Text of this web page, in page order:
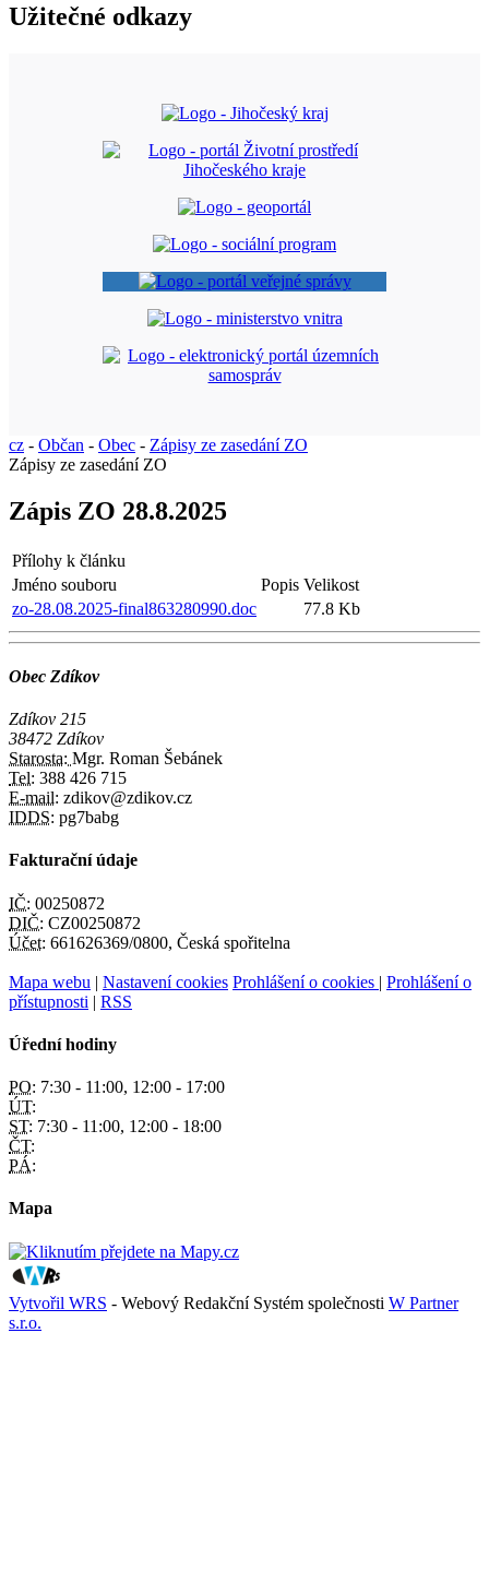
Užitečné odkazy
cz - Občan - Obec - Zápisy ze zasedání ZO
Zápisy ze zasedání ZO
Zápis ZO 28.8.2025
Přílohy k článku
Jméno souboru
Popis Velikost
zo-28.08.2025-final863280990.doc
77.8 Kb
Obec Zdíkov
Zdíkov 215
38472 Zdíkov
Starosta: Mgr. Roman Šebánek
Tel: 388 426 715
E-mail: zdikov@zdikov.cz
IDDS: pg7babg
Fakturační údaje
IČ: 00250872
DIČ: CZ00250872
Účet: 661626369/0800, Česká spořitelna
Mapa webu | Nastavení cookies Prohlášení o cookies | Prohlášení o
přístupnosti | RSS
Úřední hodiny
PO: 7:30 - 11:00, 12:00 - 17:00
ÚT:
ST: 7:30 - 11:00, 12:00 - 18:00
ČT:
PÁ:
Mapa
Vytvořil WRS - Webový Redakční Systém společnosti W Partner
s.r.o.